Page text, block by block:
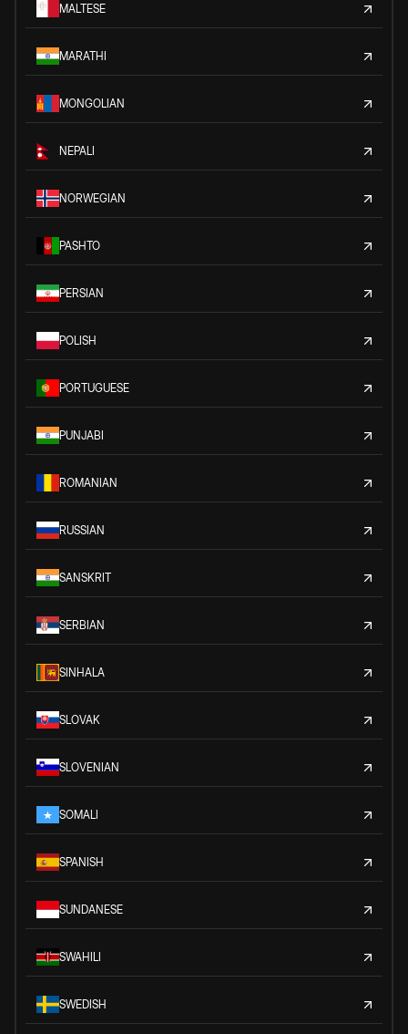
MALTESE
MARATHI
MONGOLIAN
NEPALI
NORWEGIAN
PASHTO
PERSIAN
POLISH
PORTUGUESE
PUNJABI
ROMANIAN
RUSSIAN
SANSKRIT
SERBIAN
SINHALA
SLOVAK
SLOVENIAN
SOMALI
SPANISH
SUNDANESE
SWAHILI
SWEDISH